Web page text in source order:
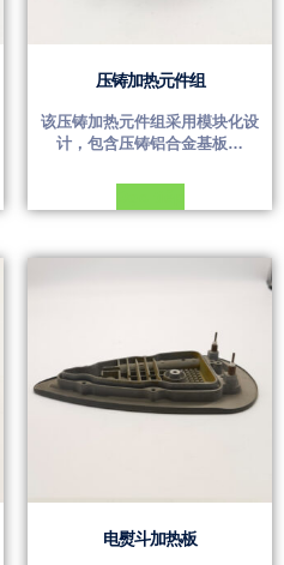
压铸加热元件组
该压铸加热元件组采用模块化设
计，包含压铸铝合金基板…
电熨斗加热板